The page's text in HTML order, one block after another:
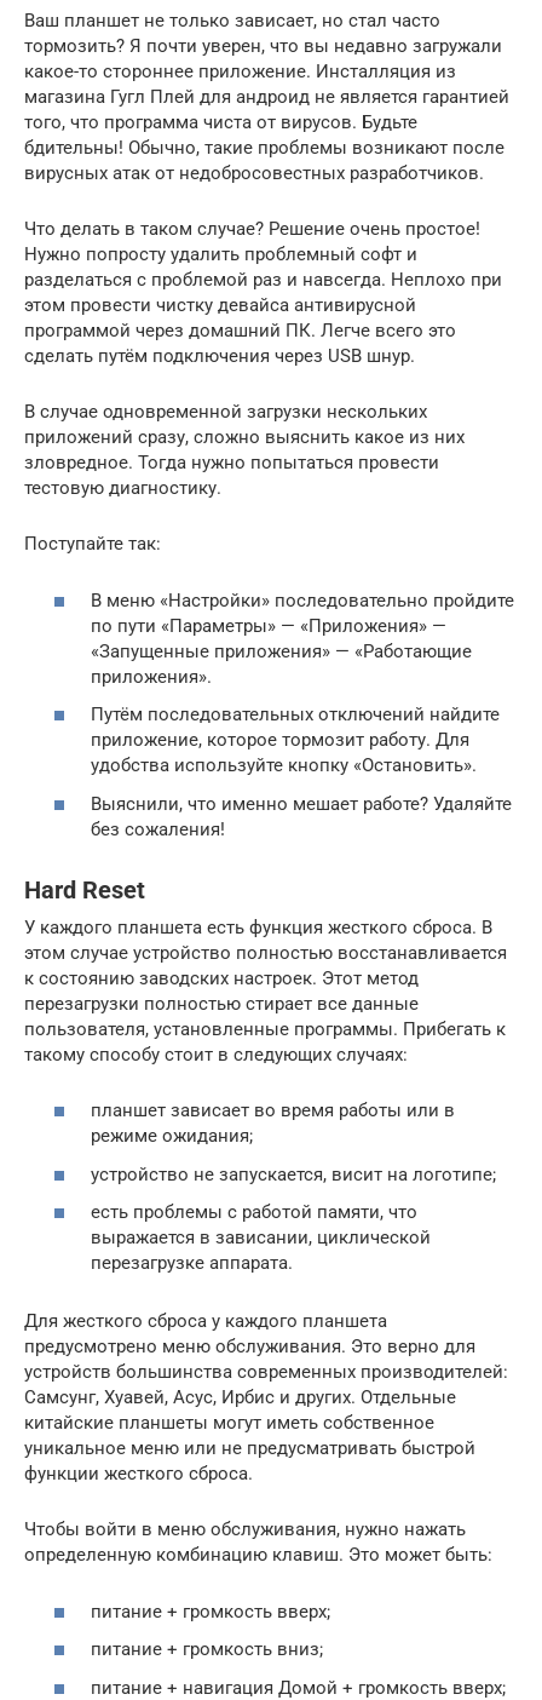
Ваш планшет не только зависает, но стал часто
тормозить? Я почти уверен, что вы недавно загружали
какое-то стороннее приложение. Инсталляция из
магазина Гугл Плей для андроид не является гарантией
того, что программа чиста от вирусов. Будьте
бдительны! Обычно, такие проблемы возникают после
вирусных атак от недобросовестных разработчиков.
Что делать в таком случае? Решение очень простое!
Нужно попросту удалить проблемный софт и
разделаться с проблемой раз и навсегда. Неплохо при
этом провести чистку девайса антивирусной
программой через домашний ПК. Легче всего это
сделать путём подключения через USB шнур.
В случае одновременной загрузки нескольких
приложений сразу, сложно выяснить какое из них
зловредное. Тогда нужно попытаться провести
тестовую диагностику.
Поступайте так:
В меню «Настройки» последовательно пройдите
по пути «Параметры» — «Приложения» —
«Запущенные приложения» — «Работающие
приложения».
Путём последовательных отключений найдите
приложение, которое тормозит работу. Для
удобства используйте кнопку «Остановить».
Выяснили, что именно мешает работе? Удаляйте
без сожаления!
Hard Reset
У каждого планшета есть функция жесткого сброса. В
этом случае устройство полностью восстанавливается
к состоянию заводских настроек. Этот метод
перезагрузки полностью стирает все данные
пользователя, установленные программы. Прибегать к
такому способу стоит в следующих случаях:
планшет зависает во время работы или в
режиме ожидания;
устройство не запускается, висит на логотипе;
есть проблемы с работой памяти, что
выражается в зависании, циклической
перезагрузке аппарата.
Для жесткого сброса у каждого планшета
предусмотрено меню обслуживания. Это верно для
устройств большинства современных производителей:
Самсунг, Хуавей, Асус, Ирбис и других. Отдельные
китайские планшеты могут иметь собственное
уникальное меню или не предусматривать быстрой
функции жесткого сброса.
Чтобы войти в меню обслуживания, нужно нажать
определенную комбинацию клавиш. Это может быть:
питание + громкость вверх;
питание + громкость вниз;
питание + навигация Домой + громкость вверх;